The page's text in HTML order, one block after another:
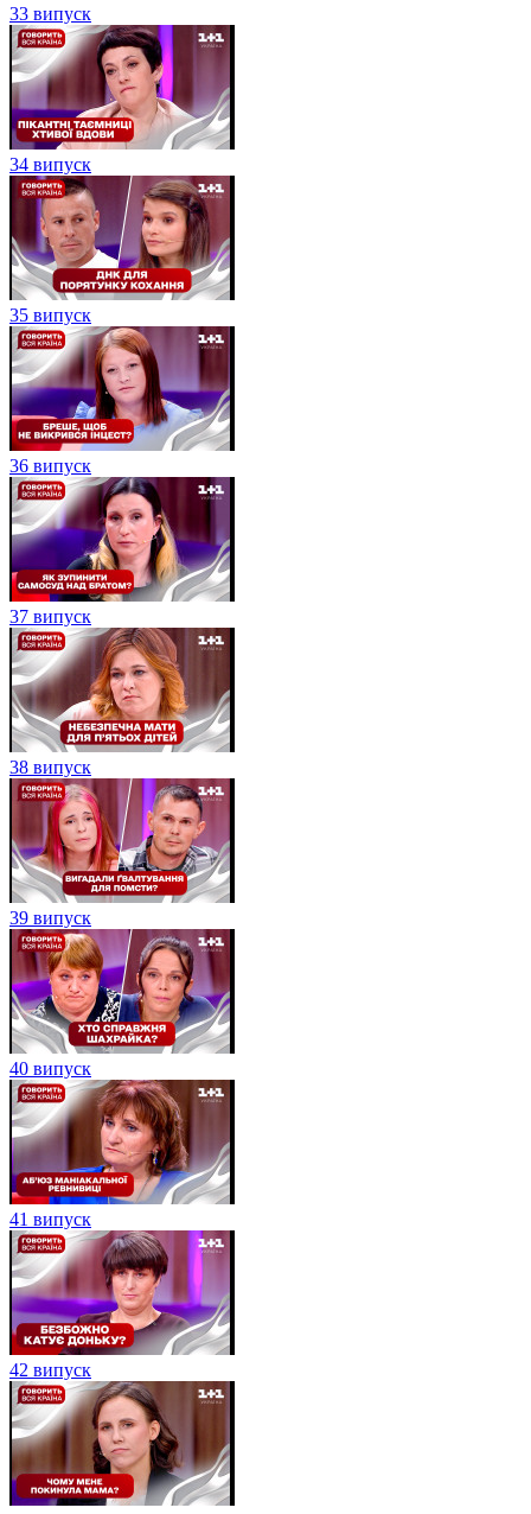
33 випуск
34 випуск
35 випуск
36 випуск
37 випуск
38 випуск
39 випуск
40 випуск
41 випуск
42 випуск